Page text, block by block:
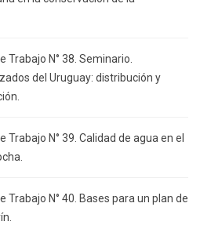
Trabajo N° 38. Seminario.
del Uruguay: distribución y
Trabajo N° 39. Calidad de agua en el
Trabajo N° 40. Bases para un plan de